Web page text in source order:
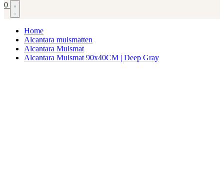
0
Home
Alcantara muismatten
Alcantara Muismat
Alcantara Muismat 90x40CM | Deep Gray